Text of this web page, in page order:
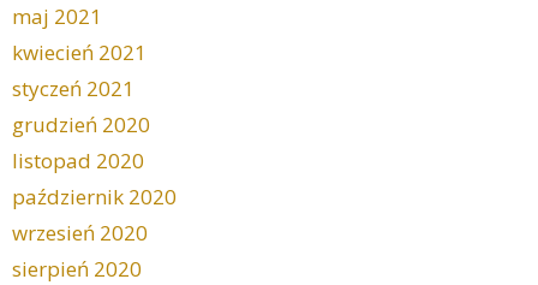
maj 2021
kwiecień 2021
styczeń 2021
grudzień 2020
listopad 2020
październik 2020
wrzesień 2020
sierpień 2020